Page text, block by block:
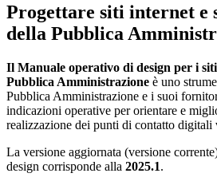
Progettare siti internet e
della Pubblica
Il Manuale operativo di design per i
Pubblica Amministrazione è uno
Pubblica Amministrazione e i suoi
indicazioni operative per orientare e
realizzazione dei punti di contatto digitali
La versione aggiornata (versione
design corrisponde alla 2025.1.